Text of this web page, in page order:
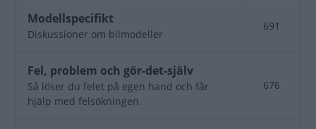
Inga
nya
Modellspecifikt
Diskussioner om bilmodeller
691
Inga
nya
inlägg
Fel, problem och gör-det-själv
Så löser du felet på egen hand och får
hjälp med felsökningen.
676